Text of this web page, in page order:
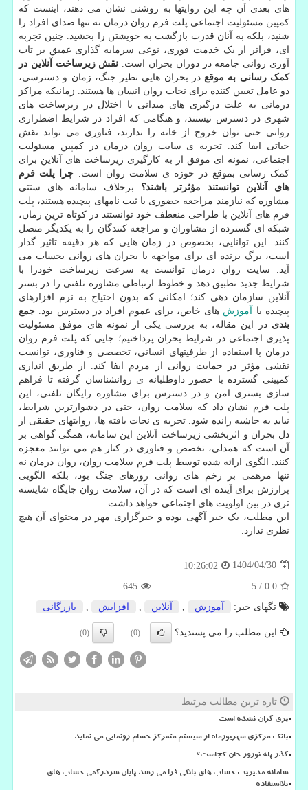
های بعدی آن چه این روایتها به روشنی نشان می دهند، اینست که
کمپین مسئولیت اجتماعی پلت فرم روان درمان نه تنها صدای افراد را
شنید، بلکه به آنان قدرت بازگشت به خویشتن را بخشید. چنین تجربه
ای، فراتر از یک خدمت فوری، نوعی سرمایه گذاری عمیق بر تاب
آوری روانی جامعه در دوران بحران است. نقش زیرساخت آنلاین در
کمک رسانی به موقع در بحران هایی نظیر جنگ، زمان و دسترسی،
دو عامل تعیین کننده برای نجات روان انسان ها هستند. زمانیکه مراکز
درمانی به علت درگیری های میدانی یا اختلال در زیرساخت های
شهری در دسترس نیستند، و هنگامی که افراد در شرایط اضطراری
روانی حتی توان خروج از خانه را ندارند، فناوری می تواند نقش
حیاتی ایفا کند. تجربه ی سایت روان درمان در کمپین مسئولیت
اجتماعی، نمونه ای موفق از به کارگیری زیرساخت های آنلاین برای
کمک رسانی بموقع در حوزه ی سلامت روان است. چرا پلت فرم
های آنلاین توانستند مؤثرتر باشند؟ برخلاف سامانه های سنتی
مشاوره که نیازمند مراجعه حضوری یا ثبت نامهای پیچیده هستند، پلت
فرم های آنلاین با طراحی منعطف خود توانستند در کوتاه ترین زمان،
شبکه ای گسترده از مشاوران و مراجعه کنندگان را به یکدیگر متصل
کنند. این توانایی، بخصوص در زمان هایی که هر دقیقه تاثیر گذار
است، برگ برنده ای برای مواجهه با بحران های روانی بحساب می
آید. سایت روان درمان توانست به سرعت زیرساخت خودرا با
شرایط جدید تطبیق دهد و خطوط ارتباطی مشاوره تلفنی را در بستر
آنلاین سازمان دهی کند؛ امکانی که بدون احتیاج به نرم افزارهای
پیچیده یا
آموزش های خاص، برای عموم افراد در دسترس بود. جمع
بندی در این مقاله، به بررسی یکی از نمونه های موفق مسئولیت
پذیری اجتماعی در شرایط بحران پرداختیم؛ جایی که پلت فرم روان
درمان با استفاده از ظرفیتهای انسانی، تخصصی و فناوری، توانست
نقشی مؤثر در حمایت روانی از مردم ایفا کند. از طریق اندازی
کمپینی گسترده با حضور داوطلبانه ی روانشناسان گرفته تا فراهم
سازی بستری امن و در دسترس برای مشاوره رایگان تلفنی، این
پلت فرم نشان داد که سلامت روان، حتی در دشوارترین شرایط،
نباید به حاشیه رانده شود. تجربه ی نجات یافته ها، روایتهای حقیقی از
دل بحران و اثربخشی زیرساخت آنلاین این سامانه، همگی گواهی بر
آن است که همدلی، تخصص و فناوری در کنار هم می توانند معجزه
کنند. الگوی ارائه شده توسط پلت فرم سلامت روان، روان درمان نه
تنها مرهمی بر زخم های روانی روزهای جنگ بود، بلکه الگویی
پرارزش برای آینده ای است که در آن، سلامت روان جایگاه شایسته
تری در بین اولویت های اجتماعی خواهد داشت.
این مطلب، یک خبر آگهی بوده و خبرگزاری مهر در محتوای آن هیچ
نظری ندارد.
1404/04/30
10:26:02
0.0
/
5
645
تگهای خبر:
آموزش آنلاین افزایش بازرگانی
این مطلب را می پسندید؟ (0)
(0)
تازه ترین مطالب مرتبط
برق گران نشده است
بانک مرکزی شهریورماه از سیستم متمرکز حسام رونمایی می نماید
گذر پله نوروز خان کجاست؟
سامانه مدیریت حساب های بانکی فرا می رسد پایان سردرگمی حساب های
بلااستفاده